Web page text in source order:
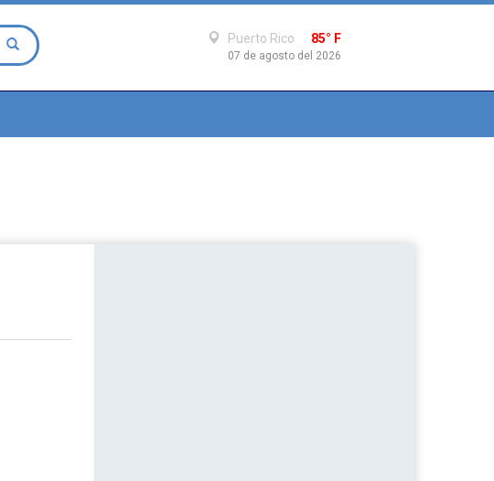
Puerto Rico 85° F
07 de agosto del 2026